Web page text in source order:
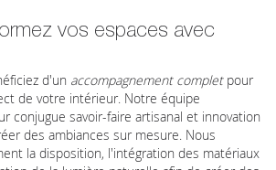
vos espaces avec
d'un accompagnement completpour
de votre intérieur. Notre équipe
conjugue savoir-faire artisanal et innovation
des ambiances sur mesure. Nous
la disposition, l'intégration des matériaux